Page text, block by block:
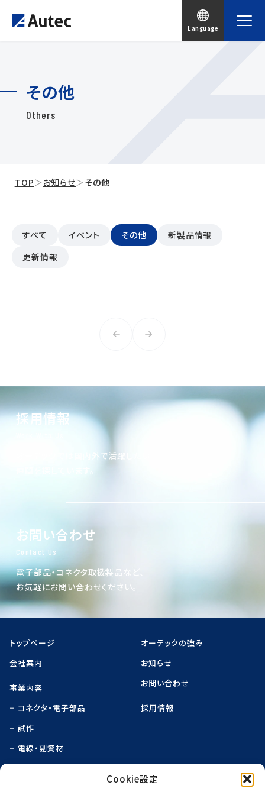
Cookie設定
Language
その他
Others
TOP ＞ お知らせ＞ その他
すべて イベント その他
新製品情報
更新情報
採用情報
オーテックでは国内外で活躍したい
お問い合わせ
Contact Us
電子部品・コネクタ取扱製品など、
お気軽にお問い合わせください。
トップページ
会社案内
事業内容
コネクタ・電子部品
試作
電線・副資材
オーテックの強み
お知らせ
お問い合わせ
採用情報